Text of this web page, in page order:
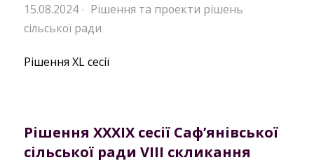
15.08.2024 · Рішення та проекти рішень
сільської ради
Рішення XL сесії
Рішення XXXIX сесії Саф’янівської
сільської ради VIII скликання